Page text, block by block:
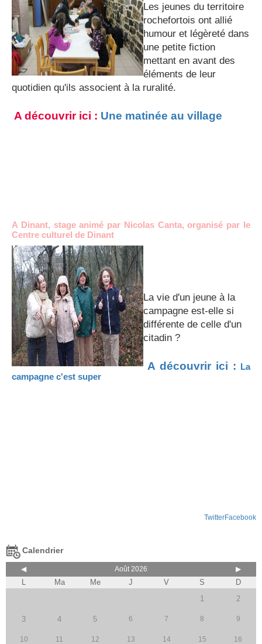
Les jeunes du territoire
rochefortois ont allié
humour et légèreté dans
une petite fiction
mettant en avant des
éléments de leur
quotidien qu'ils associent à la ruralité.
A découvrir ici : Une matinée au village
A Dinant, stage animé par Nicolas Canta, organisé par le
Centre culturel de Dinant
La vie d'un jeune à la
campagne est-elle si
différente de celle d'un
citadin ?
A découvrir ici : La
campagne c'est super
Facebook
Twitter
Calendrier
◀ Août 2026 ▶
L Ma Me J V S
D
1
2
3 4 5 6 7 8 9
10 11 12 13 14 15 16